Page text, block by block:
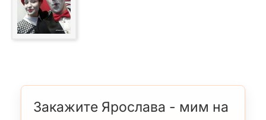
Закажите Ярослава - мим на